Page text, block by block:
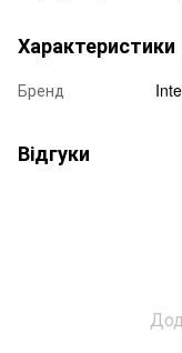
Характеристики
Бренд
Відгуки